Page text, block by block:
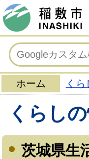
ホーム く
くらし
茨城県生